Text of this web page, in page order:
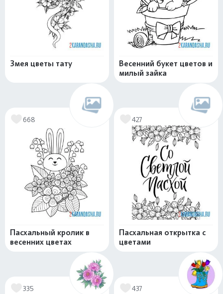
Змея цветы тату
Весенний букет цветов и
милый зайка
668
Пасхальный кролик в
весенних цветах
427
Пасхальная открытка с
цветами
335 437